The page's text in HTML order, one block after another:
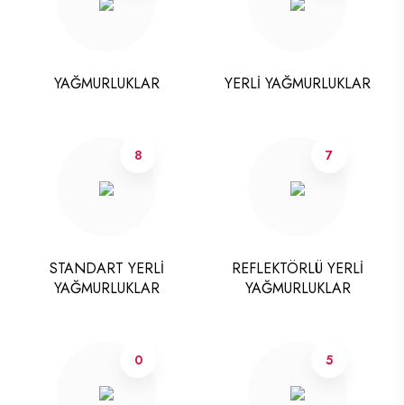
YAĞMURLUKLAR YERLİ YAĞMURLUKLAR
8
STANDART YERLİ
YAĞMURLUKLAR
7
REFLEKTÖRLÜ YERLİ
YAĞMURLUKLAR
0 5